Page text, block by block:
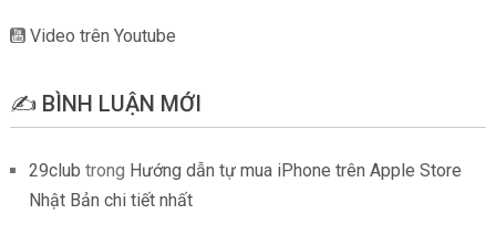
Video trên Youtube
✍️ BÌNH LUẬN MỚI
29club trong Hướng dẫn tự mua iPhone trên Apple Store
Nhật Bản chi tiết nhất